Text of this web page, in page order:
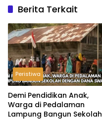
Berita Terkait
Peristiwa
Demi Pendidikan Anak,
Warga di Pedalaman
Lampung Bangun Sekolah